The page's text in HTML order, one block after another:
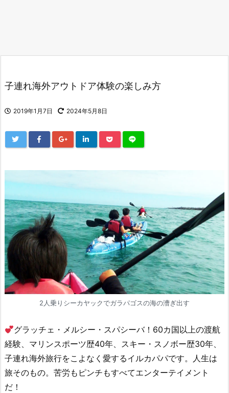
子連れ海外アウトドア体験の楽しみ方
2019年1月7日 2024年5月8日
2人乗りシーカヤックでガラパゴスの海の漕ぎ出す
グラッチェ・メルシー・スパシーバ！60カ国以上の渡航
経験、マリンスポーツ歴40年、スキー・スノボー歴30年、
子連れ海外旅行をこよなく愛するイルカパパです。人生は
旅そのもの。苦労もピンチもすべてエンターテイメント
だ！